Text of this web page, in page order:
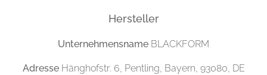
Hersteller
Unternehmensname BLACKFORM
Adresse Hänghofstr. 6, Pentling, Bayern, 93080, DE